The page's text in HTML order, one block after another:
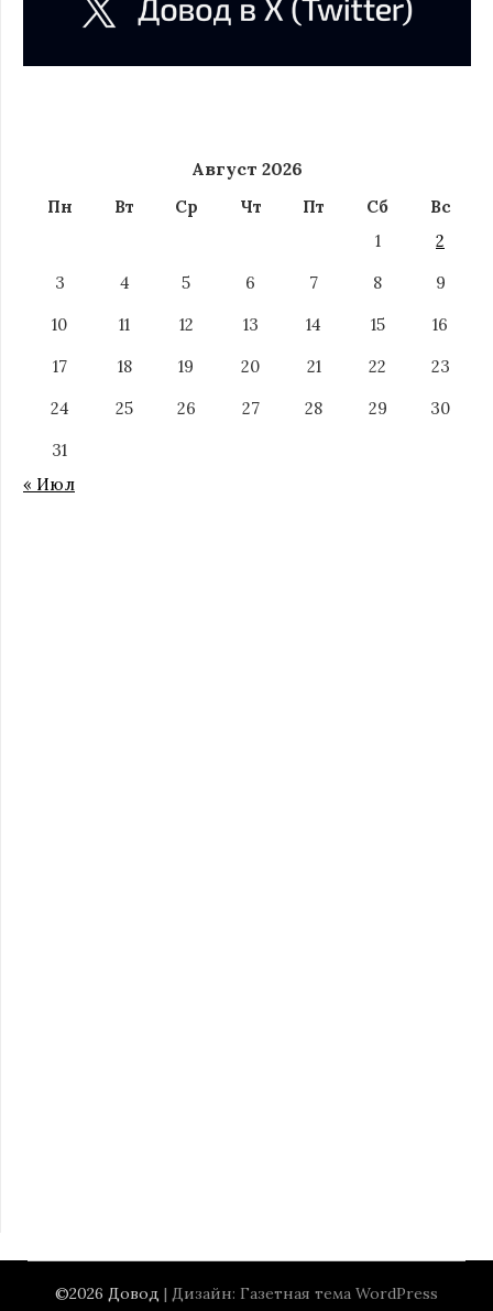
Август 2026
Пн Вт Ср Чт Пт Сб
Вс
1
2
3
4 5 6 7 8
9
10
11 12 13 14 15
16
17
18 19 20 21 22
23
24
25 26 27 28 29
30
31
« Июл
©2026 Довод | Дизайн: Газетная тема WordPress